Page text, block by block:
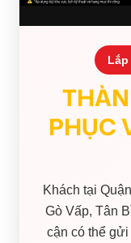
Lắp
PHỤC
Khách tại
Gò Vấp, Tân
cận có thể